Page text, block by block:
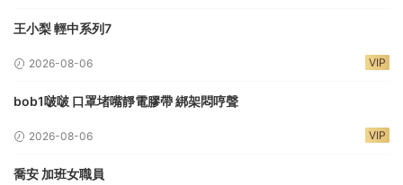
王小梨 輕中系列7
2026-08-06 VIP
bob1啵啵 口罩堵嘴靜電膠帶 綁架悶哼聲
2026-08-06 VIP
喬安 加班女職員